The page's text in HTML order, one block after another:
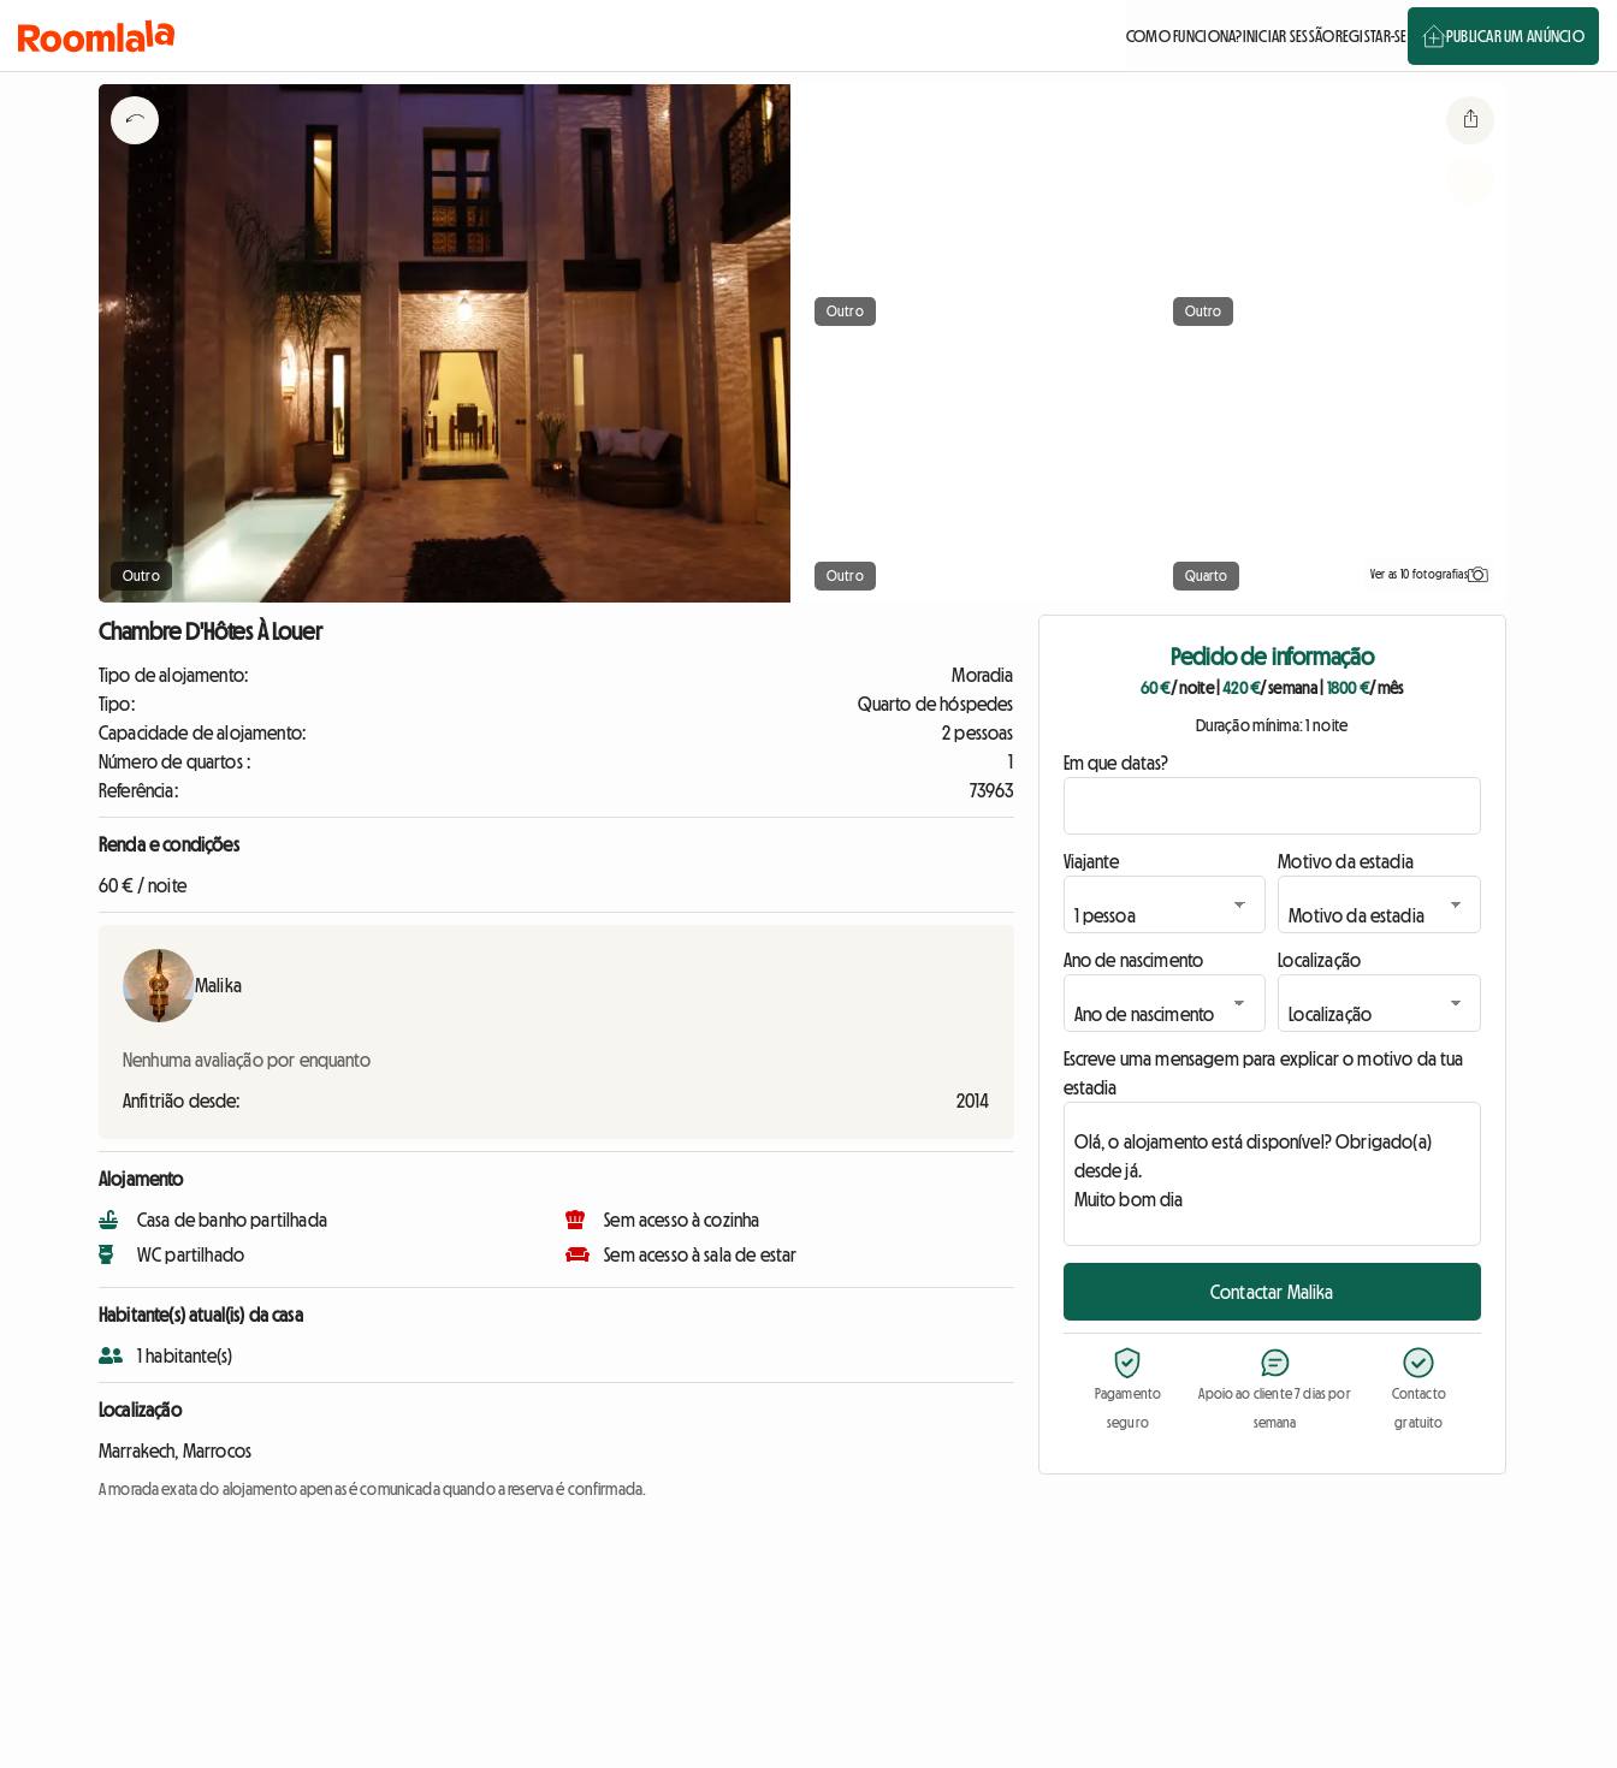
COMO FUNCIONA?INICIAR SESSÃOREGISTAR-SE PUBLICAR UM ANÚNCIO
Outro
Outro Outro
Outro Quarto Ver as 10 fotografias
Chambre D'Hôtes À Louer
Tipo de alojamento:
Moradia
Tipo:
Quarto de hóspedes
Capacidade de alojamento:
2 pessoas
Número de quartos :
1
Referência:
73963
Renda e condições
60 € / noite
Malika
Nenhuma avaliação por enquanto
Anfitrião desde: 2014
Alojamento
Casa de banho partilhada
WC partilhado
Sem acesso à cozinha
Sem acesso à sala de estar
Habitante(s) atual(is) da casa
1 habitante(s)
Localização
Marrakech, Marrocos
A morada exata do alojamento apenas é comunicada quando a reserva é confirmada.
Pedido de informação
60 €/ noite|420 €/ semana 1800 €/ mês
Duração mínima: 1 noite
Em que datas?
Viajante Motivo da estadia
Ano de nascimento Localização
Escreve uma mensagem para explicar o motivo da tua
estadia
Contactar Malika
Pagamento
seguro
Apoio ao cliente 7 dias por
semana
Contacto
gratuito